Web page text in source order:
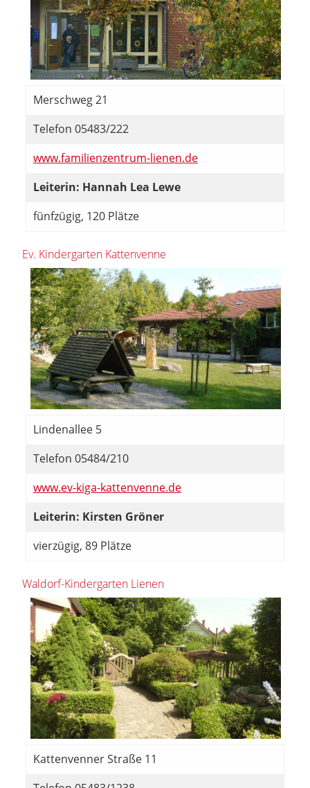
Merschweg 21
Telefon 05483/222
www.familienzentrum-lienen.de
Leiterin: Hannah Lea Lewe
fünfzügig, 120 Plätze
Ev. Kindergarten Kattenvenne
Lindenallee 5
Telefon 05484/210
www.ev-kiga-kattenvenne.de
Leiterin: Kirsten Gröner
vierzügig, 89 Plätze
Waldorf-Kindergarten Lienen
Kattenvenner Straße 11